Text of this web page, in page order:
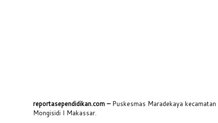
reportasependidikan.com – Puskesmas Maradekaya
Mongisidi I Makassar.